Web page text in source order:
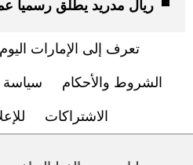
ريال مدريد يطلق رسميا
تعرف إلى الإمارات اليوم
الشروط والأحكام سياسة
الاشتراكات